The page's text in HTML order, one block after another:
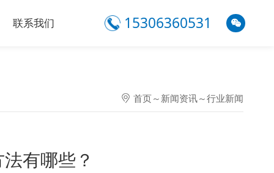
联系我们 15306360531
首页～ 新闻资讯～行业新闻
有哪些？